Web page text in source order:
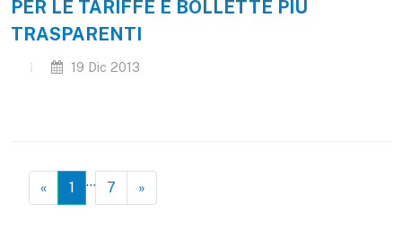
PER LE TARIFFE E BOLLETTE PIÙ
TRASPARENTI
19 Dic 2013
« 1 … 7 »